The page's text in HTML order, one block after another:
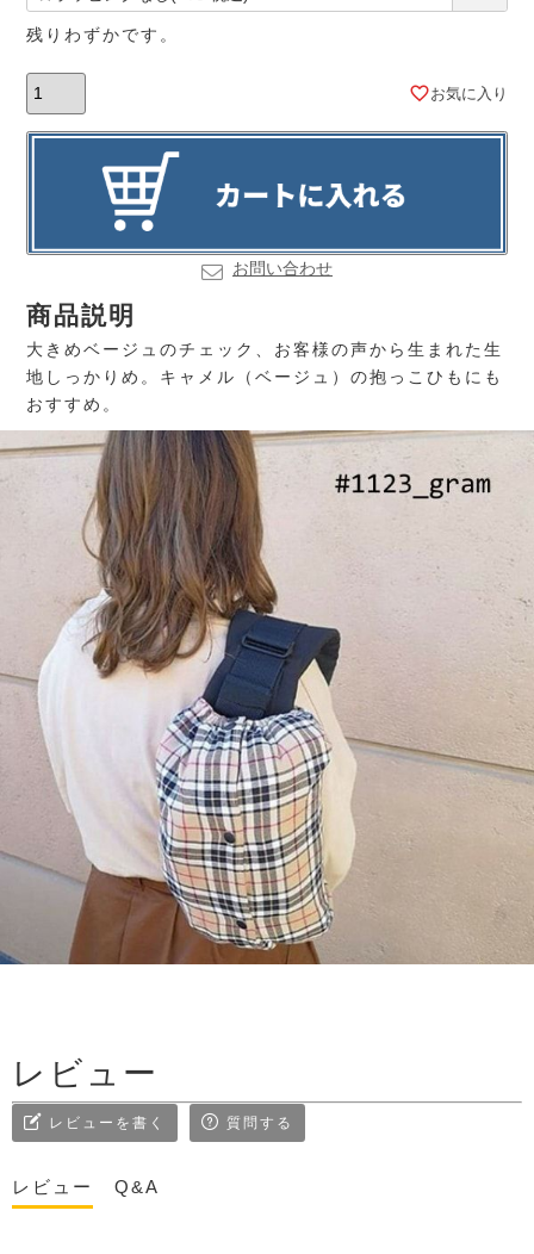
残りわずかです。
お気に入り
お問い合わせ
商品説明
大きめベージュのチェック、お客様の声から生まれた生
地しっかりめ。キャメル（ベージュ）の抱っこひもにも
おすすめ。
レビュー
レビューを書く 質問する
レビュー Q&A